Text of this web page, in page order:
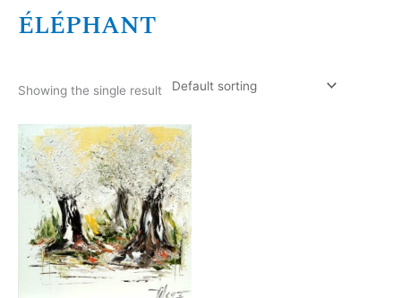
ÉLÉPHANT
Showing the single result